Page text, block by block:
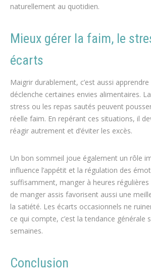
naturellement au quotidien.
Mieux gérer la faim, le
écarts
Maigrir durablement, c’est aussi
déclenche certaines envies alimentaires.
stress ou les repas sautés peuvent
réelle faim. En repérant ces situations, il
réagir autrement et d’éviter les excès.
Un bon sommeil joue également un rôle
influence l’appétit et la régulation des
suffisamment, manger à heures
de manger assis favorisent aussi une
la satiété. Les écarts occasionnels ne
ce qui compte, c’est la tendance générale
semaines.
Conclusion